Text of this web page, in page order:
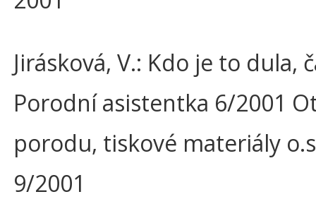
Jirásková, V.: Kdo je to dula,
Porodní asistentka 6/2001
porodu, tiskové materiály
9/2001